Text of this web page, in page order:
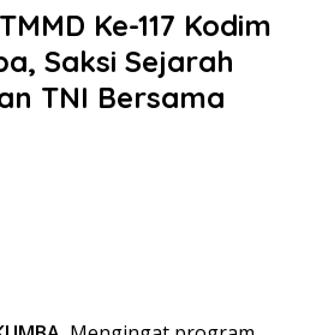
Ke-117 Kodim
Saksi Sejarah
TNI Bersama